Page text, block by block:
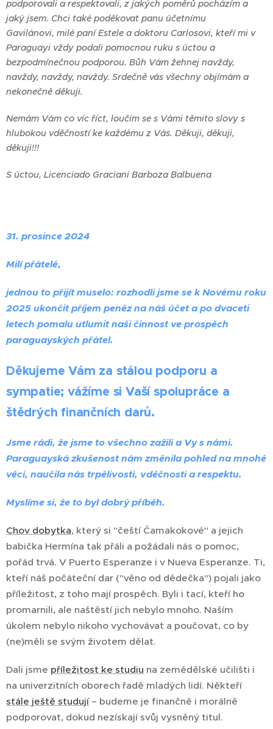
podporovali a respektovali, z jakých poměrů pocházím a
jaký jsem. Chci také poděkovat panu účetnímu
Gavilánovi, milé paní Estele a doktoru Carlosovi, kteří mi v
Paraguayi vždy podali pomocnou ruku s úctou a
bezpodmínečnou podporou. Bůh Vám žehnej navždy,
navždy, navždy, navždy. Srdečně vás všechny objímám a
nekonečně děkuji.
Nemám Vám co víc říct, loučím se s Vámi těmito slovy s
hlubokou vděčností ke každému z Vás. Děkuji, děkuji,
děkuji!!!
S úctou, Licenciado Graciani Barboza Balbuena
31. prosince 2024
Milí přátelé,
jednou to přijít muselo: rozhodli jsme se k Novému roku
2025 ukončit příjem peněz na náš účet a po dvaceti
letech pomalu utlumit naši činnost ve prospěch
paraguayských přátel.
Děkujeme Vám za stálou podporu a
sympatie; vážíme si Vaší spolupráce a
štědrých finančních darů.
Jsme rádi, že jsme to všechno zažili a Vy s námi.
Paraguayská zkušenost nám změnila pohled na mnohé
věci, naučila nás trpělivosti, vděčnosti a respektu.
Myslíme si, že to byl dobrý příběh.
Chov dobytka, který si "čeští Čamakokové" a jejich
babička Hermína tak přáli a požádali nás o pomoc,
pořád trvá. V Puerto Esperanze i v Nueva Esperanze. Ti,
kteří náš počáteční dar ("věno od dědečka") pojali jako
příležitost, z toho mají prospěch. Byli i tací, kteří ho
promarnili, ale naštěstí jich nebylo mnoho. Naším
úkolem nebylo nikoho vychovávat a poučovat, co by
(ne)měli se svým životem dělat.
Dali jsme příležitost ke studiu na zemědělské učilišti i
na univerzitních oborech řadě mladých lidí. Někteří
stále ještě studují– budeme je finančně i morálně
podporovat, dokud nezískají svůj vysněný titul.